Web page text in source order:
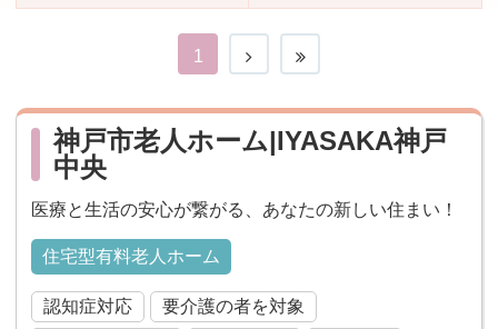
おすすめ施設特集 施設関係者の方へ
1
神戸市老人ホーム|IYASAKA神戸
中央
医療と生活の安心が繋がる、あなたの新しい住まい！
住宅型有料老人ホーム
認知症対応
要介護の者を対象